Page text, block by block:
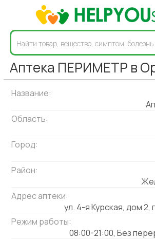
Аптека ПЕРИМЕТР в
Название:
Область:
Город:
Район:
Адрес аптеки:
ул. 4-я Курская, дом
Режим работы:
08:00-21:00, Без